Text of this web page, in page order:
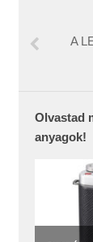
A
Olvastad
anyagok!